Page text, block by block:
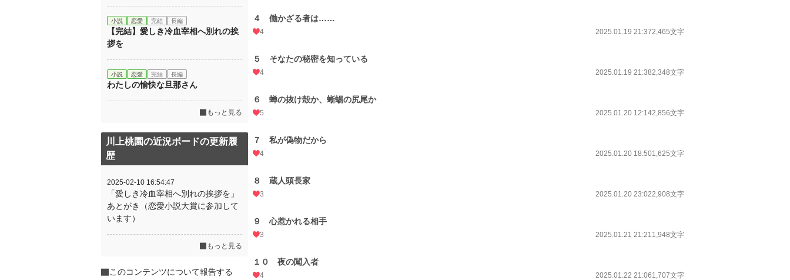
４ 働かざる者は……
4 2025.01.19 21:372,465文字
５ そなたの秘密を知っている
4 2025.01.19 21:382,348文字
６ 蝉の抜け殻か、蜥蜴の尻尾か
5 2025.01.20 12:142,856文字
７ 私が偽物だから
4 2025.01.20 18:501,625文字
８ 蔵人頭長家
3 2025.01.20 23:022,908文字
９ 心惹かれる相手
3 2025.01.21 21:211,948文字
１０ 夜の闖入者
4 2025.01.22 21:061,707文字
小説 恋愛 完結 長編
【完結】愛しき冷血宰相へ別れの挨
拶を
小説 恋愛 完結 長編
わたしの愉快な旦那さん
もっと見る
川上桃園の近況ボードの更新履
歴
2025-02-10 16:54:47
「愛しき冷血宰相へ別れの挨拶を」
あとがき（恋愛小説大賞に参加して
います）
もっと見る
このコンテンツについて報告する